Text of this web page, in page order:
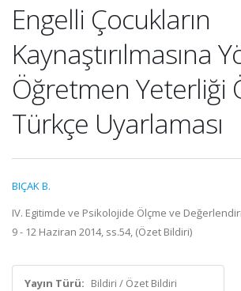
Engelli Çocukların
Kaynaştırılmasına
Öğretmen Yeterliği
Türkçe Uyarlaması
BIÇAK B.
IV. Egitimde ve Psikolojide Ölçme ve
9 - 12 Haziran 2014, ss.54, (Özet Bildiri)
Yayın Türü: Bildiri / Özet Bildiri